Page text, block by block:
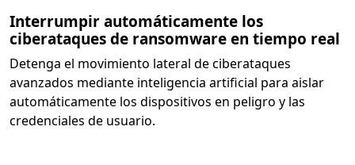
Interrumpir automáticamente los
ciberataques de ransomware en tiempo real
Detenga el movimiento lateral de ciberataques
avanzados mediante inteligencia artificial para aislar
automáticamente los dispositivos en peligro y las
credenciales de usuario.